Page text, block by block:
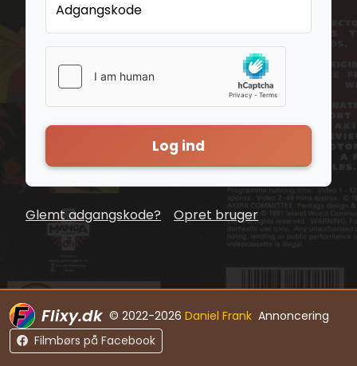
Adgangskode
Log ind
Glemt adgangskode? Opret bruger
Flixy.dk © 2022-2026 Daniel Frank Annoncering
Filmbørs på Facebook